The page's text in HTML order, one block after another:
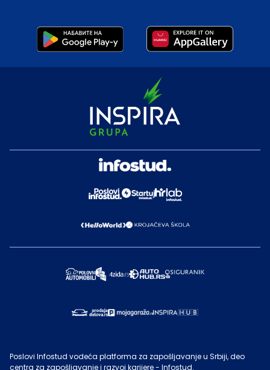
Poslovi Infostud vodeća platforma za zapošljavanje u Srbiji, deo
centra za zapošljavanje i razvoj karijere - Infostud.